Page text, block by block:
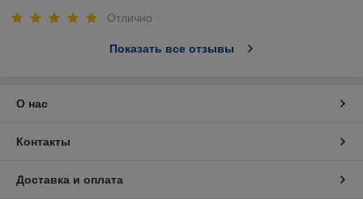
Отлично
Показать все отзывы
О нас
Контакты
Доставка и оплата